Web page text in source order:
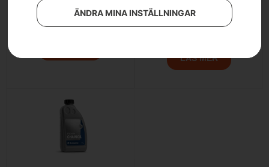
ÄNDRA MINA INSTÄLLNINGAR
Motorolja SAE 10W-40
Från
Sågkedjeolja X-GUARD
BIO
Från69kr
LÄS MER